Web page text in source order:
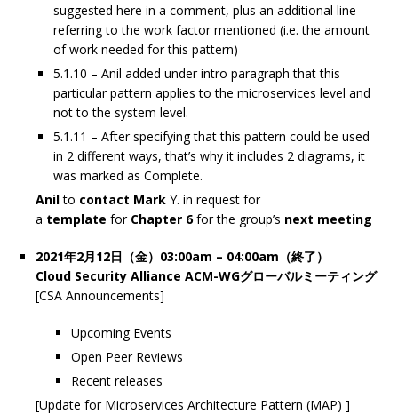
suggested here in a comment, plus an additional line
referring to the work factor mentioned (i.e. the amount
of work needed for this pattern)
5.1.10 – Anil added under intro paragraph that this
particular pattern applies to the microservices level and
not to the system level.
5.1.11 – After specifying that this pattern could be used
in 2 different ways, that’s why it includes 2 diagrams, it
was marked as Complete.
Anilto contact Mark Y. in request for
a template for Chapter 6for the group’s next meeting
2021年2月12日（金）03:00am – 04:00am（終了）
Cloud Security Alliance ACM-WGグローバルミーティング
[CSA Announcements]
Upcoming Events
Open Peer Reviews
Recent releases
[Update for Microservices Architecture Pattern (MAP) ]